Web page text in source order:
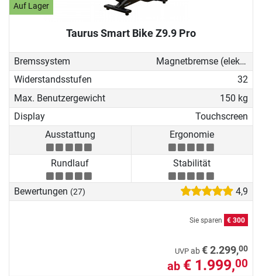
Auf Lager
Taurus Smart Bike Z9.9 Pro
Bremssystem
Magnetbremse (elektronisch)
Widerstandsstufen
32
Max. Benutzergewicht
150 kg
Display
Touchscreen
Ausstattung
Ergonomie
Rundlauf Stabilität
Bewertungen (27) 4,9
Sie sparen € 300
UVP ab€ 2.299,00
ab € 1.999,00